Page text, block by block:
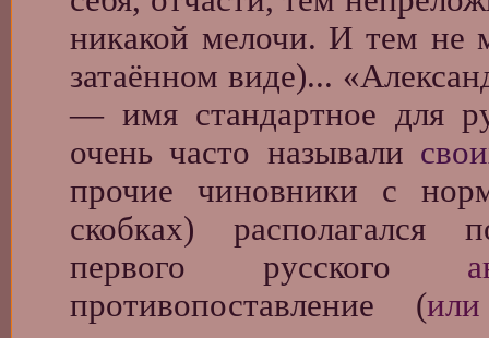
никакой мелочи. И тем не
затаённом виде)...
— имя стандартное для
очень часто называли
прочие чиновники с
скобках) располагался
первого русского
противопоставление (